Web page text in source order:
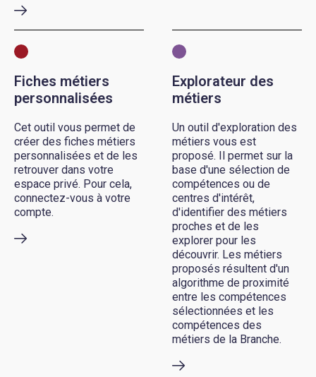
Fiches métiers
personnalisées
Cet outil vous permet de
créer des fiches métiers
personnalisées et de les
retrouver dans votre
espace privé. Pour cela,
connectez-vous à votre
compte.
Explorateur des
métiers
Un outil d'exploration des
métiers vous est
proposé. Il permet sur la
base d'une sélection de
compétences ou de
centres d'intérêt,
d'identifier des métiers
proches et de les
explorer pour les
découvrir. Les métiers
proposés résultent d'un
algorithme de proximité
entre les compétences
sélectionnées et les
compétences des
métiers de la Branche.